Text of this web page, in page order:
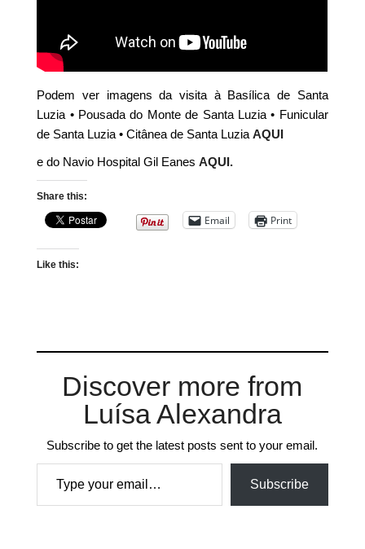
Podem ver imagens da visita à Basílica de Santa
Luzia • Pousada do Monte de Santa Luzia • Funicular
de Santa Luzia • Citânea de Santa LuziaAQUI
e do Navio Hospital Gil EanesAQUI.
Share this:
Email Print
Like this:
Discover more from
Luísa Alexandra
Subscribe to get the latest posts sent to your email.
Type your email…
Subscribe